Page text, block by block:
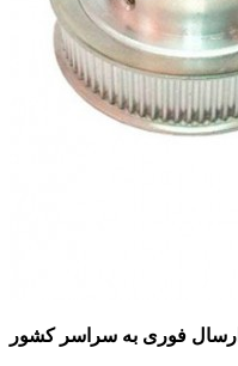
ارسال فوری به سراسر کشور